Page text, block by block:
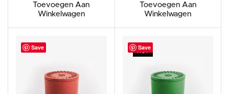
Toevoegen Aan
Winkelwagen
Toevoegen Aan
Winkelwagen
Save Save
HOT